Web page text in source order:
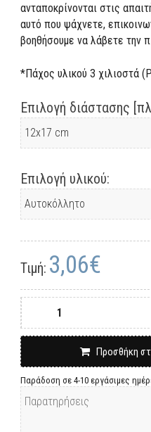
ανταποκρίνονται στις
αυτό που ψάχνετε,
βοηθήσουμε να λάβετε την
*Πάχος υλικού 3 χιλιοστά
Επιλογή διάστασης
Επιλογή υλικού:
Τιμή: 3,06€
Προσθήκη
Παράδοση σε 4-10 εργάσιμες